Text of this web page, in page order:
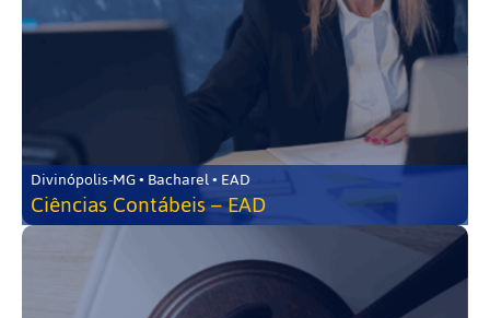
Divinópolis-MG • Bacharel • EAD
Ciências Contábeis – EAD